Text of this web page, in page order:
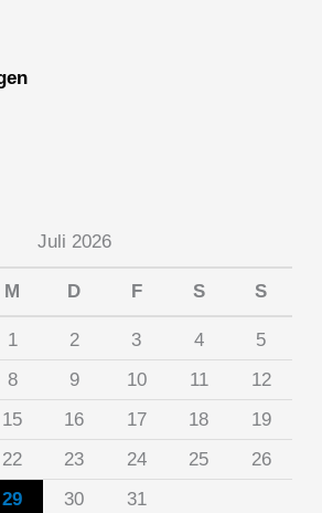
Juli 2026
M D F S S
1 2 3 4
5
8 9 10 11
12
15 16 17 18
19
22 23 24 25
26
29 30 31